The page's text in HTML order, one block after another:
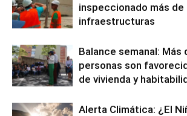
inspeccionado más de
infraestructuras
Balance semanal: Más
personas son
de vivienda y
Alerta Climática: ¿El